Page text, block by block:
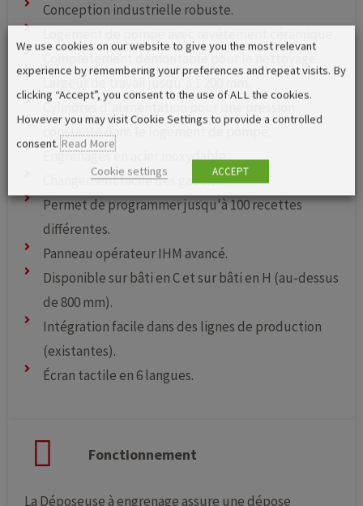
Conception industrielle robuste.
Complètement démontable pour le nettoyage.
Largeur de travail jusqu'à 1 200 mm.
Cylindres d'alimentation pour une pression
constante dans le logement de pompe.
Engrenages en acier inoxydable.
Changement facile des gabarits.
Permet de programmer jusqu'à 100 recettes
différentes.
Panneau opérateur IHM avancé.
Disponible sur bâti en C et sur bâti en H (au-dessus
de 800 mm).
Intégration facile dans des lignes de production
(existantes).
Écran tactile en 6 langues.
Fonctionnement
La Déposeuse à engrenage assure une dépose
We use cookies on our website to give you the most relevant
experience by remembering your preferences and repeat visits. By
clicking “Accept”, you consent to the use of ALL the cookies.
However you may visit Cookie Settings to provide a controlled
consent. Read More
Cookie settings
ACCEPT